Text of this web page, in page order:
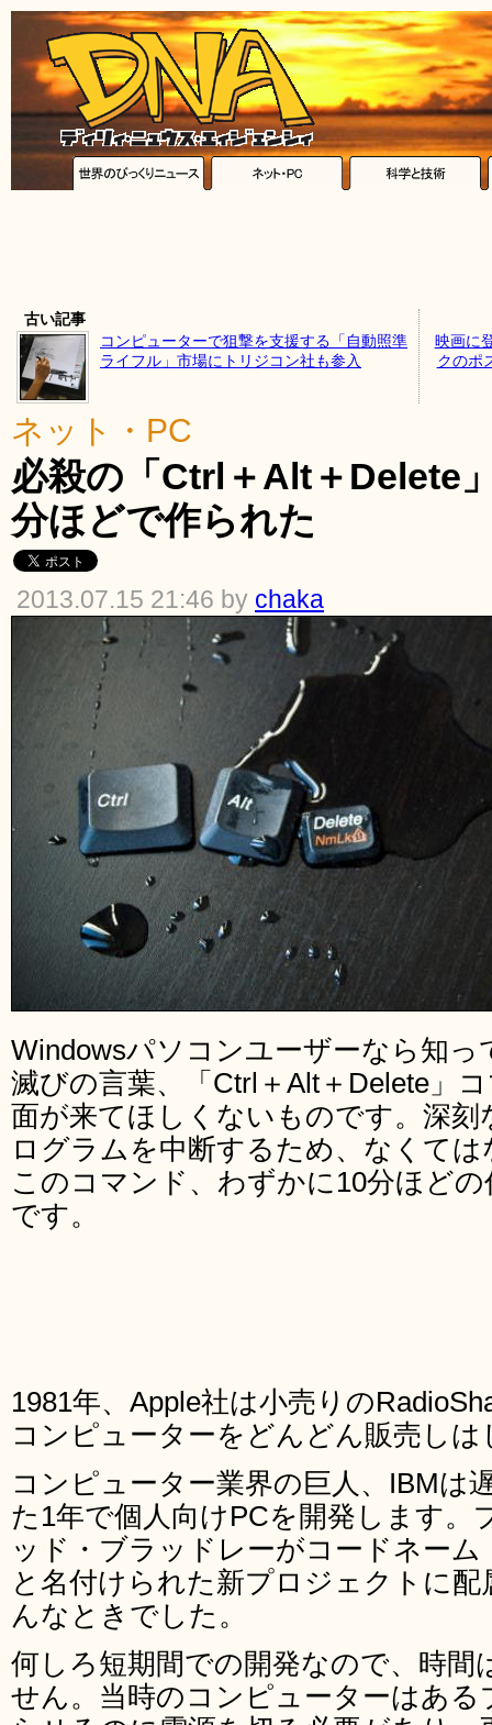
古い記事
コンピューターで狙撃を支援する「自動照準
ライフル」市場にトリジコン社も参入
映画に
クのポ
ネット・PC
必殺の「Ctrl＋Alt＋Delete
分ほどで作られた
2013.07.15 21:46 by chaka
Windowsパソコンユーザーなら知
滅びの言葉、「Ctrl＋Alt＋Delete」
面が来てほしくないものです。深
ログラムを中断するため、なくて
このコマンド、わずかに10分ほど
です。
1981年、Apple社は小売りの
コンピューターをどんどん販売し
コンピューター業界の巨人、IBMは
た1年で個人向けPCを開発します。
ッド・ブラッドレーがコードネー
と名付けられた新プロジェクトに
んなときでした。
何しろ短期間での開発なので、時間
せん。当時のコンピューターはあ